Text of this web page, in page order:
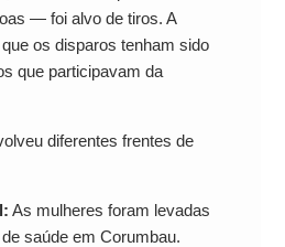
— foi alvo de tiros. A
os disparos tenham sido
que participavam da
diferentes frentes de
As mulheres foram levadas
saúde em Corumbau.